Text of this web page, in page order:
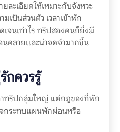
ละเอียดให้เหมาะกับจังหวะ
เป็นส่วนตัว เวลาเข้าพัก
เจนเท่าไร ทริปสองคนก็ยิ่งมี
คลายและน่าจดจำมากขึ้น
ควรรู้
ทริปกลุ่มใหญ่ แต่กฎของที่พัก
จกระทบแผนพักผ่อนหรือ